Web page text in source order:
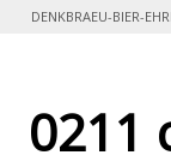
SkipDENKBRAEU-BIER-
0211